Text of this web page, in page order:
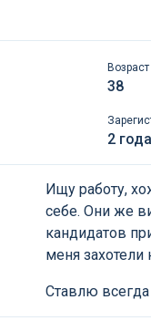
Возраст
38
2
Ищу работу,
себе. Они же
кандидатов
меня захотели
Ставлю